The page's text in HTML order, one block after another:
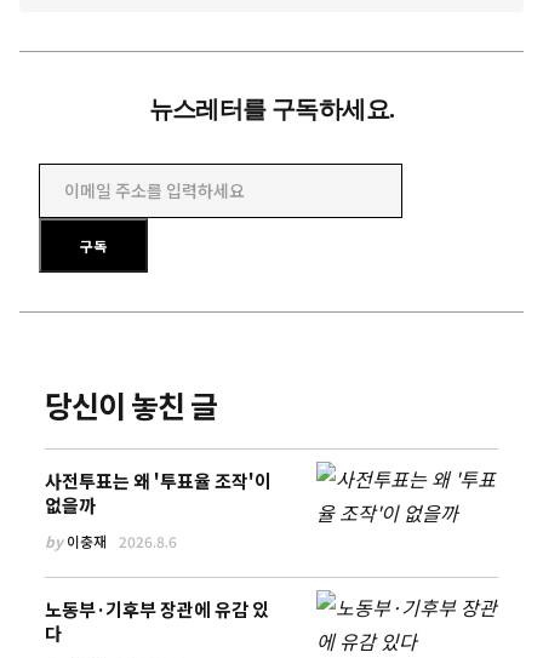
뉴스레터를 구독하세요.
이메일 주소를 입력하세요
구독
당신이 놓친 글
사전투표는 왜 '투표율 조작'이
없을까
by이충재 2026.8.6
노동부·기후부 장관에 유감 있
다